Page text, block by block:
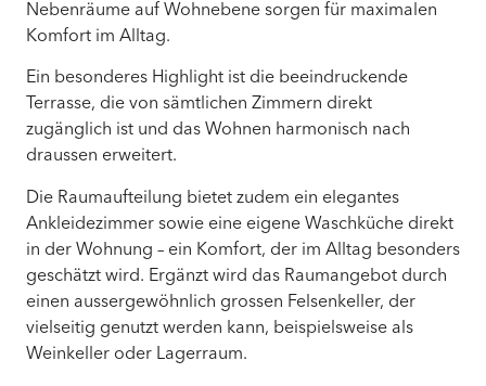
Nebenräume auf Wohnebene sorgen für maximalen
Komfort im Alltag.
Ein besonderes Highlight ist die beeindruckende
Terrasse, die von sämtlichen Zimmern direkt
zugänglich ist und das Wohnen harmonisch nach
draussen erweitert.
Die Raumaufteilung bietet zudem ein elegantes
Ankleidezimmer sowie eine eigene Waschküche direkt
in der Wohnung – ein Komfort, der im Alltag besonders
geschätzt wird. Ergänzt wird das Raumangebot durch
einen aussergewöhnlich grossen Felsenkeller, der
vielseitig genutzt werden kann, beispielsweise als
Weinkeller oder Lagerraum.